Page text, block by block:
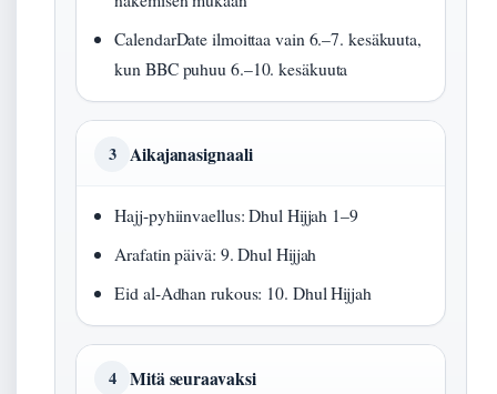
CalendarDate ilmoittaa vain 6.–7. kesäkuuta,
kun BBC puhuu 6.–10. kesäkuuta
3 Aikajanasignaali
Hajj-pyhiinvaellus: Dhul Hijjah 1–9
Arafatin päivä: 9. Dhul Hijjah
Eid al-Adhan rukous: 10. Dhul Hijjah
4 Mitä seuraavaksi